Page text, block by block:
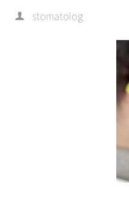
stomatolog